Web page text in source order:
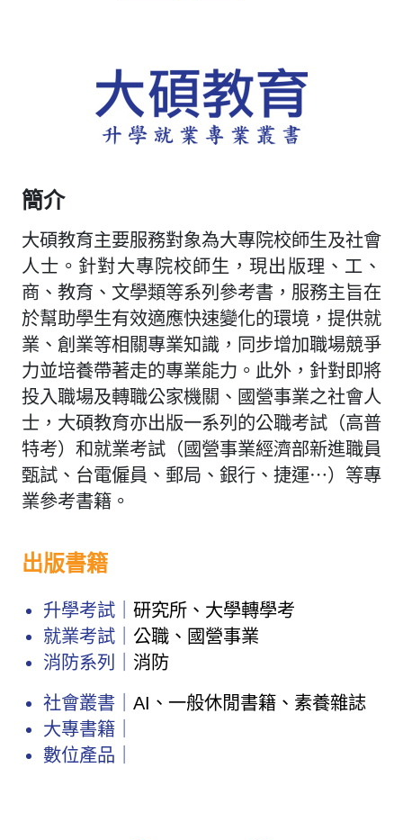
簡介
大碩教育主要服務對象為大專院校師生及社會
人士。針對大專院校師生，現出版理、工、
商、教育、文學類等系列參考書，服務主旨在
於幫助學生有效適應快速變化的環境，提供就
業、創業等相關專業知識，同步增加職場競爭
力並培養帶著走的專業能力。此外，針對即將
投入職場及轉職公家機關、國營事業之社會人
士，大碩教育亦出版一系列的公職考試（高普
特考）和就業考試（國營事業經濟部新進職員
甄試、台電僱員、郵局、銀行、捷運⋯）等專
業參考書籍。
出版書籍
升學考試｜ 研究所、大學轉學考
就業考試｜ 公職、國營事業
消防系列｜ 消防
社會叢書｜ AI、一般休閒書籍、素養雜誌
大專書籍｜
數位產品｜